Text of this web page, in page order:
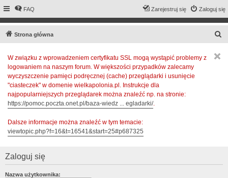
FAQ Zaloguj się
Zarejestruj się
Strona główna
W związku z wprowadzeniem certyfikatu SSL mogą wystąpić problemy z
logowaniem na naszym forum. W większości przypadków zalecamy
wyczyszczenie pamięci podręcznej (cache) przeglądarki i usunięcie
"ciasteczek" w domenie wielkapolonia.pl. Instrukcje dla
najpopularniejszych przeglądarek można znaleźć np. na stronie:
https://pomoc.poczta.onet.pl/baza-wiedz ... egladarki/.
Dalsze informacje można znaleźć w tym temacie:
viewtopic.php?f=16&t=16541&start=25#p687325
Zaloguj się
Nazwa użytkownika: